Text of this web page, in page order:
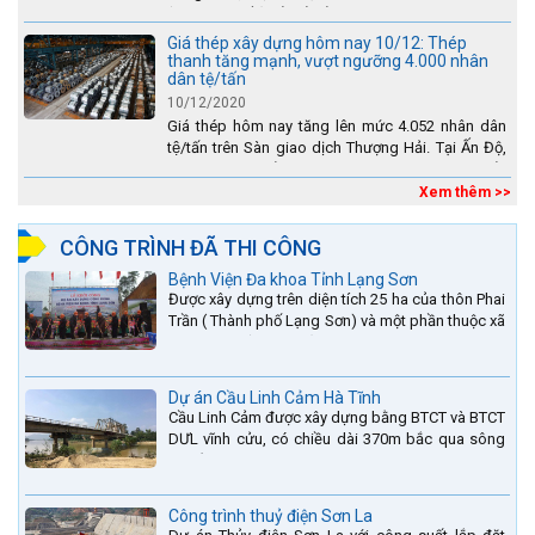
lũ....
Giá thép xây dựng hôm nay 10/12: Thép
thanh tăng mạnh, vượt ngưỡng 4.000 nhân
dân tệ/tấn
10/12/2020
Giá thép hôm nay tăng lên mức 4.052 nhân dân
tệ/tấn trên Sàn giao dịch Thượng Hải. Tại Ấn Độ,
Xem thêm >>
CÔNG TRÌNH ĐÃ THI CÔNG
Bệnh Viện Đa khoa Tỉnh Lạng Sơn
Được xây dựng trên diện tích 25 ha của thôn Phai
Trần ( Thành phố Lạng Sơn) và một phần thuộc xã
Dự án Cầu Linh Cảm Hà Tĩnh
Cầu Linh Cảm được xây dựng bằng BTCT và BTCT
DƯL vĩnh cửu, có chiều dài 370m bắc qua sông
Công trình thuỷ điện Sơn La